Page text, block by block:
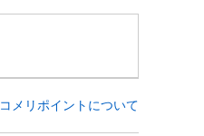
コメリポイントについて